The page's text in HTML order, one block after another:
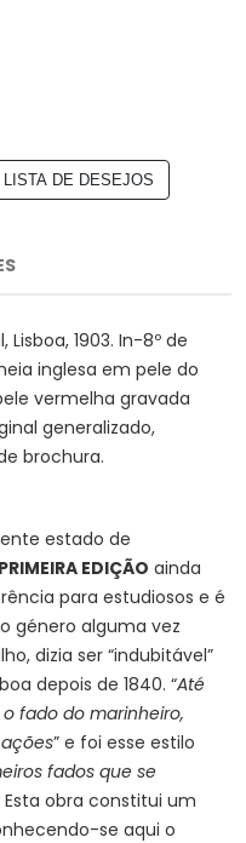
DE DESEJOS
1903. In-8º de
inglesa em pele do
vermelha gravada
generalizado,
brochura.
estado de
EDIÇÃO ainda
para estudiosos e é
género alguma vez
dizia ser “indubitável”
depois de 1840. “Até
fado do marinheiro,
” e foi esse estilo
fados que se
Esta obra constitui um
se aqui o